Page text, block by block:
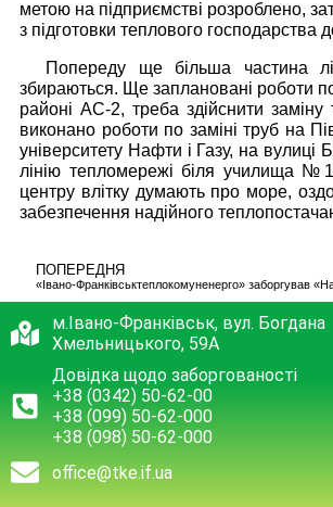
метою на підприємстві розроблено,
з підготовки теплового господарства
Попереду ще більша частина
збираються. Ще заплановані роботи
районі АС-2, треба здійснити
виконано роботи по заміні труб на
університету Нафти і Газу, на вулиці
лінію тепломережі біля училища
центру влітку думають про море,
забезпечення надійного
ПОПЕРЕДНЯ
«Івано-Франківськтеплокомуненерго» заборгував
м.Івано-Франківськ, вул. Богдана
Хмельницького, 59А
Довідка щодо заборгованості
+38 (0342) 50-62-00
+38 (099) 50-62-000
+38 (098) 50-62-000
office@tke.if.ua